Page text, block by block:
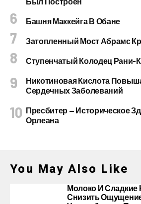
Башня Маккейга В Обане
Затопленный Мост Абрамс
Ступенчатый Колодец Рани-
Никотиновая Кислота
Сердечных Заболеваний
Пресбитер — Историческое
Орлеана
You May Also Like
Молоко И Сладкие
Снизить